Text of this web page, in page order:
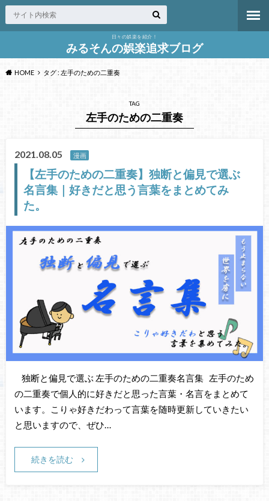
日々の娯楽を紹介！
みるそんの娯楽追求ブログ
HOME タグ : 左手のための二重奏
TAG
左手のための二重奏
2021.08.05 漫画
【左手のための二重奏】独断と偏見で選ぶ
名言集｜好きだと思う言葉をまとめてみ
た。
独断と偏見で選ぶ 左手のための二重奏名言集 左手のため
の二重奏で個人的に好きだと思った言葉・名言をまとめて
います。こりゃ好きだわって言葉を随時更新していきたい
と思いますので、ぜひ…
続きを読む